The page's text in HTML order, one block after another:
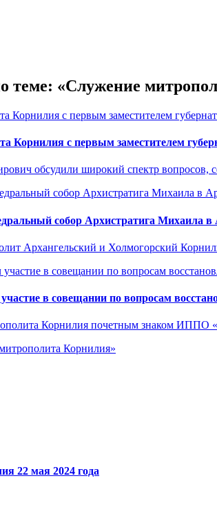
теме: «Служение
Корнилия с первым заместителем
обсудили широкий спектр вопросов,
собор Архистратига Михаила в
Архангельский и Холмогорский
в совещании по вопросам
Корнилия почетным знаком ИППО
Корнилия»
22 мая 2024 года